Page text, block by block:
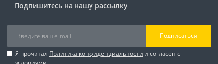
Подпишитесь на нашу рассылку
Подписаться
Я прочитал Политика конфиденциальности и согласен с
условиями